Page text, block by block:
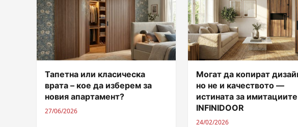
Тапетна или класическа
врата – кое да изберем за
новия апартамент?
27/06/2026
Могат да копират
но не и качеството —
истината за
INFINIDOOR
24/02/2026